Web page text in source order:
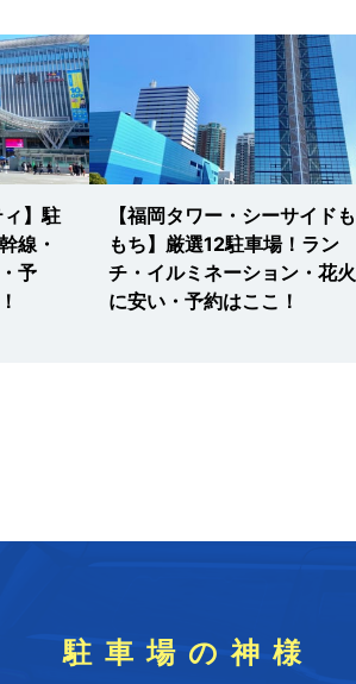
ィ】駐
線・
予
【福岡タワー・シーサイドも
もち】厳選12駐車場！ラン
チ・イルミネーション・花火
に安い・予約はここ！
駐車場の神様